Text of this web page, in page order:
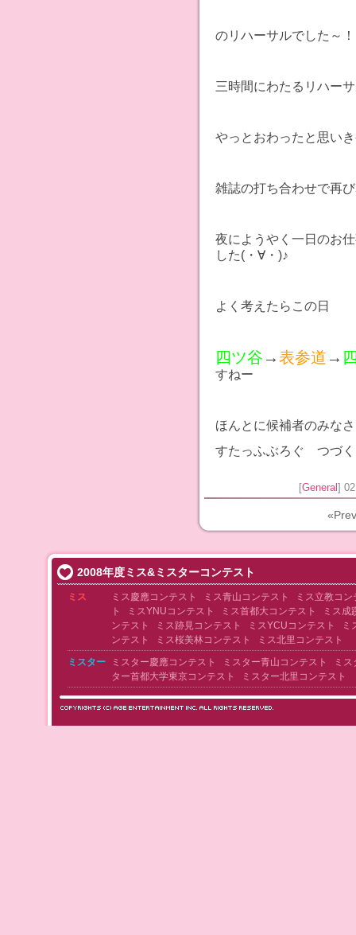
のリハーサルでした～！
三時間にわたるリハー
やっとおわったと思い
雑誌の打ち合わせで再
夜にようやく一日のお
した(・∀・)♪
よく考えたらこの日
四ツ谷 →表参道 →
すねー
ほんとに候補者のみな
すたっふぶろぐ つづ
[General]
2008年度ミス&ミスターコンテスト
ミス ミス慶應コンテスト ミス青山コンテスト
ミス立教コン
ト
ミスYNUコンテスト ミス首都大コンテスト
ミス成
ンテスト
ミス跡見コンテスト ミスYCUコンテスト
ミ
ンテスト
ミス桜美林コンテスト
ミス北里コンテスト
ミスター
ミスター慶應コンテスト ミスター青山コンテスト
ミ
ター首都大学東京コンテスト
ミスター北里コンテスト